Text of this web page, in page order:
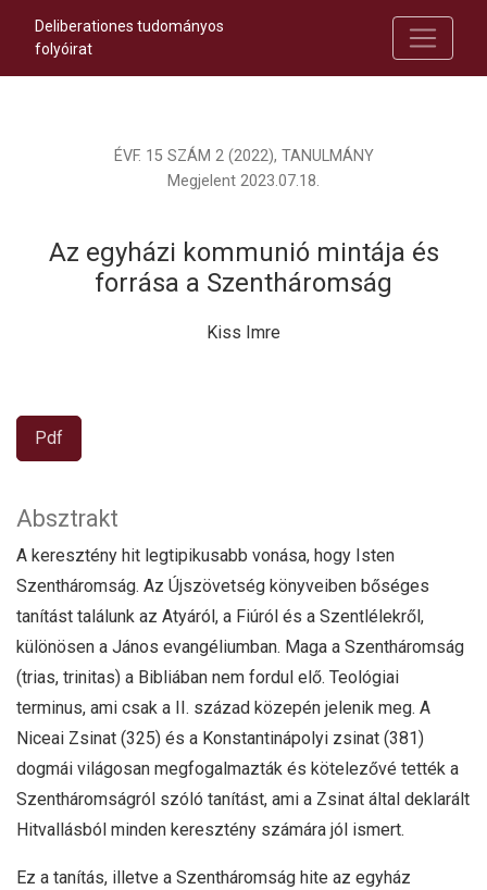
Deliberationes tudományos
folyóirat
ÉVF. 15 SZÁM 2 (2022), TANULMÁNY
Az egyházi kommunió mintája és
forrása a Szentháromság
Megjelent 2023.07.18.
Kiss Imre
Pdf
Absztrakt
A keresztény hit legtipikusabb vonása, hogy Isten
Szentháromság. Az Újszövetség könyveiben bőséges
tanítást találunk az Atyáról, a Fiúról és a Szentlélekről,
különösen a János evangéliumban. Maga a Szentháromság
(trias, trinitas) a Bibliában nem fordul elő. Teológiai
terminus, ami csak a II. század közepén jelenik meg. A
Niceai Zsinat (325) és a Konstantinápolyi zsinat (381)
dogmái világosan megfogalmazták és kötelezővé tették a
Szentháromságról szóló tanítást, ami a Zsinat által deklarált
Hitvallásból minden keresztény számára jól ismert.
Ez a tanítás, illetve a Szentháromság hite az egyház